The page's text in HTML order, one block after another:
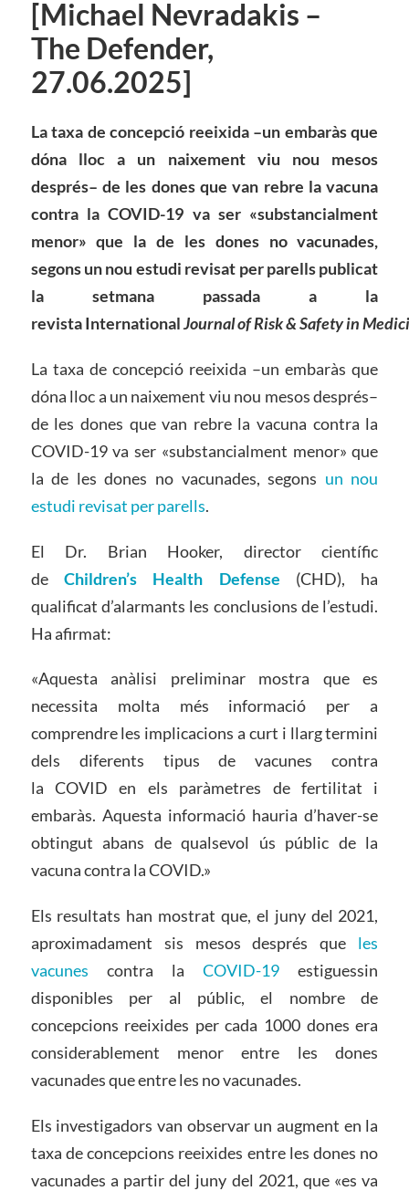
[Michael Nevradakis –
The Defender,
27.06.2025]
La taxa de concepció reeixida –un embaràs que
dóna lloc a un naixement viu nou mesos
després– de les dones que van rebre la vacuna
contra la COVID-19 va ser «substancialment
menor» que la de les dones no vacunades,
segons un nou estudi revisat per parells publicat
la setmana passada a la
revista InternationalJournal of Risk & Safety in
La taxa de concepció reeixida –un embaràs que
dóna lloc a un naixement viu nou mesos després–
de les dones que van rebre la vacuna contra la
COVID-19 va ser «substancialment menor» que
la de les dones no vacunades, segons un nou
estudi revisat per parells.
El Dr. Brian Hooker, director científic
de Children’s Health Defense (CHD), ha
qualificat d’alarmants les conclusions de l’estudi.
Ha afirmat:
«Aquesta anàlisi preliminar mostra que es
necessita molta més informació per a
comprendre les implicacions a curt i llarg termini
dels diferents tipus de vacunes contra
la COVID en els paràmetres de fertilitat i
embaràs. Aquesta informació hauria d’haver-se
obtingut abans de qualsevol ús públic de la
vacuna contra la COVID.»
Els resultats han mostrat que, el juny del 2021,
aproximadament sis mesos després que les
vacunes contra laCOVID-19 estiguessin
disponibles per al públic, el nombre de
concepcions reeixides per cada 1000 dones era
considerablement menor entre les dones
vacunades que entre les no vacunades.
Els investigadors van observar un augment en la
taxa de concepcions reeixides entre les dones no
vacunades a partir del juny del 2021, que «es va